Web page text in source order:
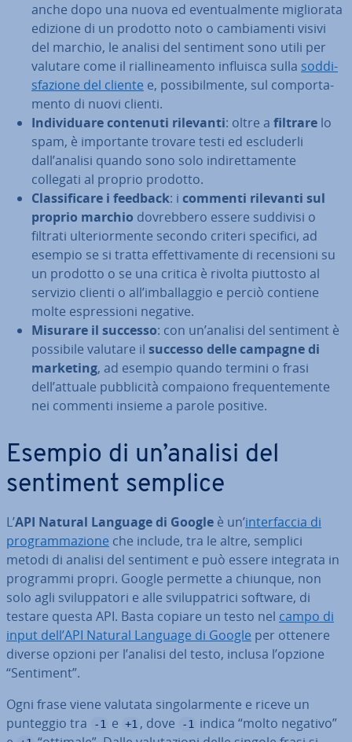
anche dopo una nuova ed even­tual­men­te mi­glio­ra­ta
edizione di un prodotto noto o cam­bia­men­ti visivi
del marchio, le analisi del sentiment sono utili per
valutare come il rial­li­nea­men­to influisca sulla sod­di­
sfa­zio­ne del cliente e, pos­si­bil­men­te, sul com­por­ta­
men­to di nuovi clienti.
In­di­vi­dua­re contenuti rilevanti: oltre a filtrare lo
spam, è im­por­tan­te trovare testi ed esclu­der­li
dall’analisi quando sono solo in­di­ret­ta­men­te
collegati al proprio prodotto.
Clas­si­fi­ca­re i feedback: i commenti rilevanti sul
proprio marchio do­vreb­be­ro essere suddivisi o
filtrati ul­te­rior­men­te secondo criteri specifici, ad
esempio se si tratta ef­fet­ti­va­men­te di re­cen­sio­ni su
un prodotto o se una critica è rivolta piuttosto al
servizio clienti o all’im­bal­lag­gio e perciò contiene
molte espres­sio­ni negative.
Misurare il successo: con un’analisi del sentiment è
possibile valutare il successo delle campagne di
marketing, ad esempio quando termini o frasi
dell’attuale pub­bli­ci­tà compaiono fre­quen­te­men­te
nei commenti insieme a parole positive.
Esempio di un’analisi del
sentiment semplice
L’API Natural Language di Google è un’in­ter­fac­cia di
pro­gram­ma­zio­ne che include, tra le altre, semplici
metodi di analisi del sentiment e può essere integrata in
programmi propri. Google permette a chiunque, non
solo agli svi­lup­pa­to­ri e alle svi­lup­pa­tri­ci software, di
testare questa API. Basta copiare un testo nel campo di
input dell’API Natural Language di Google per ottenere
diverse opzioni per l’analisi del testo, inclusa l’opzione
“Sentiment”.
Ogni frase viene valutata sin­go­lar­men­te e riceve un
punteggio tra
-1 e +1 , dove -1
indica “molto negativo”